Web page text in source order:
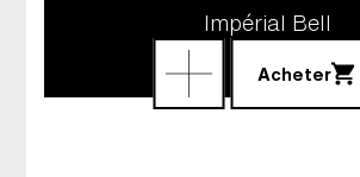
Impérial Bell
Acheter